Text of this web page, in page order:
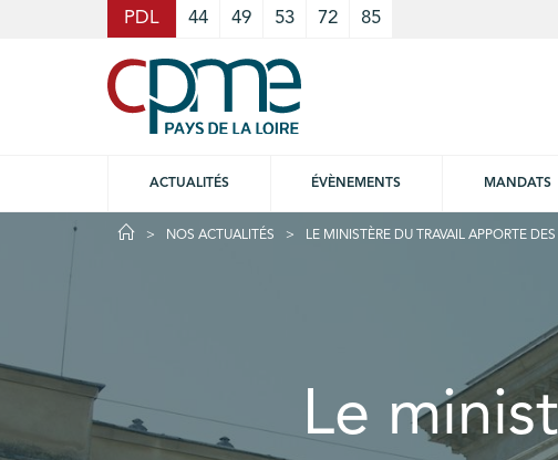
PDL 44 49 53 72 85
ACTUALITÉS ÉVÈNEMENTS MANDATS
NOS ACTUALITÉS LE MINISTÈRE DU TRAVAIL APPORTE
Le
Cookies management panel